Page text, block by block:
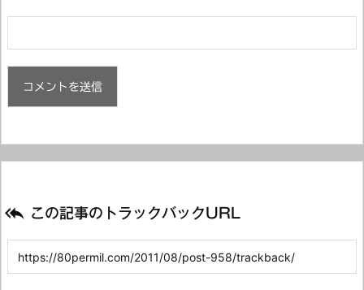
 この記事のトラックバックURL